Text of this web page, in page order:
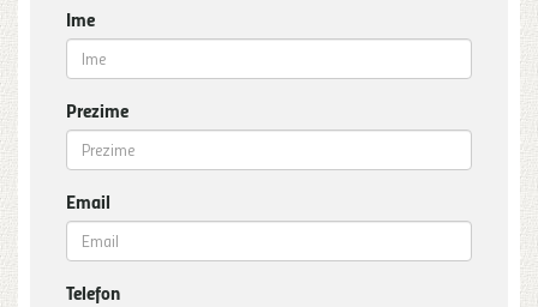
Ime
Prezime
Email
Telefon